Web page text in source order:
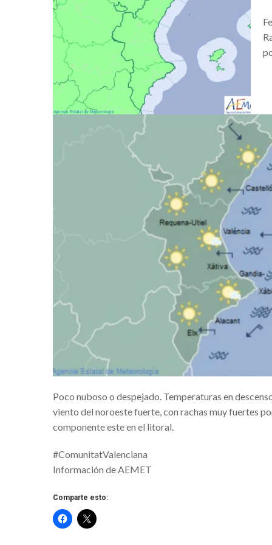
Cultura desde el sillón de tu casa
Ponte en forma con,
Acuérdate del #FestivalDelsBalcons
Cremá #Falla del Ayuntamiento. Las
Precipitaciones que el lunes pueden
Información de servicio público.
Mascletá día de la mujer
VALÈNCIA LLENA LA CIUDAD DE
IV TALLER DE FOTOGRAFIA
IV TALLER DE FOTOGRAFIA
Encuentro de bolilleras
El tráfico en Valencia este fin de
Visita Ciudad Fallera
¿De donde vienen las Fallas? Un
NUEVO CENTRO UP BENICALAP
‘MOVIMENTS URBANS’
LA MASCLETÀ VERTICAL Y LA
PROYECTOS VERDES Y
Una animalada per Carnestoltes en
8º EDICIÓN CONCURSO ‘K ME
Poco nuboso o despejado. Temperaturas en
viento del noroeste fuerte, con rachas muy fuertes
componente este en el litoral.
#ComunitatValenciana
Información de AEMET
Comparte esto: